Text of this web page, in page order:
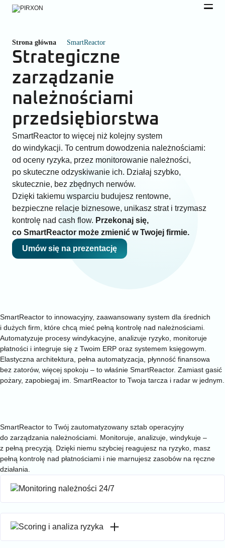
Strona główna SmartReactor
Strategiczne
zarządzanie
należnościami
przedsiębiorstwa
SmartReactor to więcej niż kolejny system
do windykacji. To centrum dowodzenia należnościami:
od oceny ryzyka, przez monitorowanie należności,
po skuteczne odzyskiwanie ich. Działaj szybko,
skutecznie, bez zbędnych nerwów.
Dzięki takiemu wsparciu budujesz rentowne,
bezpieczne relacje biznesowe, unikasz strat i trzymasz
kontrolę nad cash flow. Przekonaj się,
co SmartReactor może zmienić w Twojej firmie.
Umów się na prezentację
SmartReactor to innowacyjny, zaawansowany system dla średnich
i dużych firm, które chcą mieć pełną kontrolę nad należnościami.
Automatyzuje procesy windykacyjne, analizuje ryzyko, monitoruje
płatności i integruje się z Twoim ERP oraz systemem księgowym.
Elastyczna architektura, pełna automatyzacja, płynność finansowa
bez zatorów, więcej spokoju – to właśnie SmartReactor. Zamiast gasić
pożary, zapobiegaj im. SmartReactor to Twoja tarcza i radar w jednym.
SmartReactor to Twój zautomatyzowany sztab operacyjny
do zarządzania należnościami. Monitoruje, analizuje, windykuje –
z pełną precyzją. Dzięki niemu szybciej reagujesz na ryzyko, masz
pełną kontrolę nad płatnościami i nie marnujesz zasobów na ręczne
działania.
Monitoring należności 24/7
Scoring i analiza ryzyka